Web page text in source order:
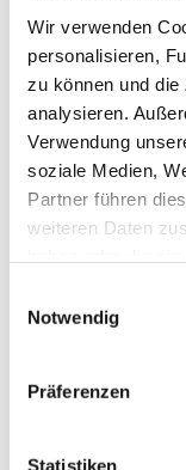
Wir verwenden
personalisieren,
zu können und
analysieren.
Verwendung
soziale Medien,
Partner führen
weiteren Daten
Notwendig
Präferenzen
Statistiken
Die Gasträume
Shops sind Snacks,
Babywickelräume,
ebenfalls zur
Die Sanitäranlagen
Beide Tankstellen
Lademöglichkeiten